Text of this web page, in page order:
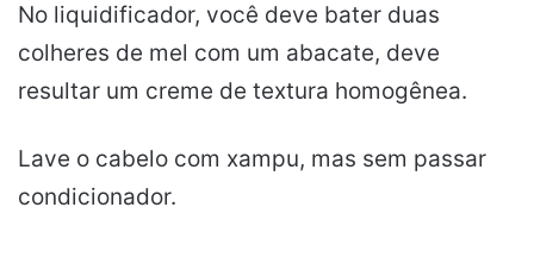
No liquidificador, você deve bater duas
colheres de mel com um abacate, deve
resultar um creme de textura homogênea.
Lave o cabelo com xampu, mas sem passar
condicionador.